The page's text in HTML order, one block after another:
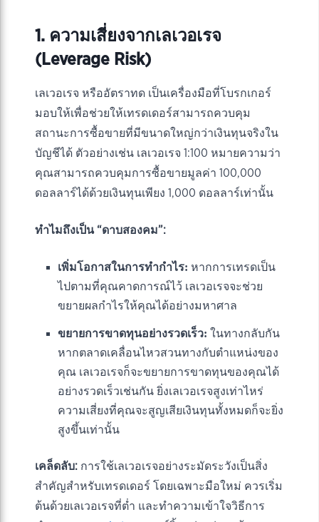
1. ความเสี่ยงจากเลเวอเรจ
(Leverage Risk)
เลเวอเรจ หรืออัตราทด เป็นเครื่องมือที่โบรกเกอร์
มอบให้เพื่อช่วยให้เทรดเดอร์สามารถควบคุม
สถานะการซื้อขายที่มีขนาดใหญ่กว่าเงินทุนจริงใน
บัญชีได้ ตัวอย่างเช่น เลเวอเรจ 1:100 หมายความว่า
คุณสามารถควบคุมการซื้อขายมูลค่า 100,000
ดอลลาร์ได้ด้วยเงินทุนเพียง 1,000 ดอลลาร์เท่านั้น
ทำไมถึงเป็น “ดาบสองคม”:
เพิ่มโอกาสในการทำกำไร: หากการเทรดเป็น
ไปตามที่คุณคาดการณ์ไว้ เลเวอเรจจะช่วย
ขยายผลกำไรให้คุณได้อย่างมหาศาล
ขยายการขาดทุนอย่างรวดเร็ว: ในทางกลับกัน
หากตลาดเคลื่อนไหวสวนทางกับตำแหน่งของ
คุณ เลเวอเรจก็จะขยายการขาดทุนของคุณได้
อย่างรวดเร็วเช่นกัน ยิ่งเลเวอเรจสูงเท่าไหร่
ความเสี่ยงที่คุณจะสูญเสียเงินทุนทั้งหมดก็จะยิ่ง
สูงขึ้นเท่านั้น
เคล็ดลับ: การใช้เลเวอเรจอย่างระมัดระวังเป็นสิ่ง
สำคัญสำหรับเทรดเดอร์ โดยเฉพาะมือใหม่ ควรเริ่ม
ต้นด้วยเลเวอเรจที่ต่ำ และทำความเข้าใจวิธีการ